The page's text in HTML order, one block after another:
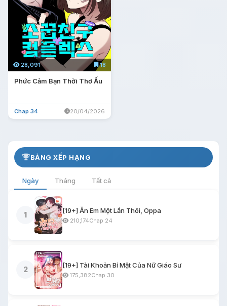
28,091 18
Phức Cảm Bạn Thời Thơ Ấu
Chap 34 20/04/2026
BẢNG XẾP HẠNG
Ngày Tháng Tất cả
1
[19+] Ăn Em Một Lần Thôi, Oppa
210,174Chap 24
2
[19+] Tài Khoản Bí Mật Của Nữ Giáo Sư
175,382Chap 30